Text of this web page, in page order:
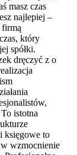
masz czas
najlepiej –
firmą
który
spółki.
dręczyć z o
istotna
księgowe to
wzmocnienie